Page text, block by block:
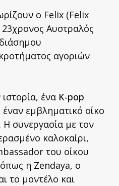
ο Felix (Felix
23χρονος Αυστραλός
αγοριών
ένα Κ-pop
έναν εμβληματικό οίκο
συνεργασία με τον
καλοκαίρι,
του οίκου
η Zendaya, ο
το μοντέλο και